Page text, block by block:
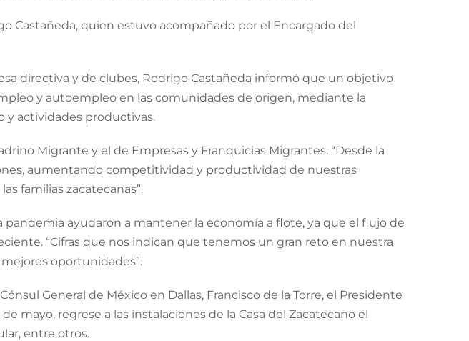
Castañeda, quien estuvo acompañado por el Encargado del
directiva y de clubes, Rodrigo Castañeda informó que un objetivo
y autoempleo en las comunidades de origen, mediante la
actividades productivas.
Migrante y el de Empresas y Franquicias Migrantes. “Desde la
aumentando competitividad y productividad de nuestras
familias zacatecanas”.
ayudaron a mantener la economía a flote, ya que el flujo de
“Cifras que nos indican que tenemos un gran reto en nuestra
oportunidades”.
General de México en Dallas, Francisco de la Torre, el Presidente
mayo, regrese a las instalaciones de la Casa del Zacatecano el
entre otros.